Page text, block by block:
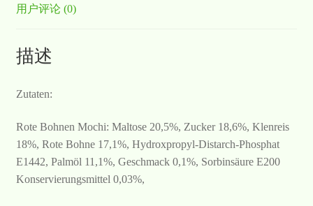
用户评论 (0)
描述
Zutaten:
Rote Bohnen Mochi: Maltose 20,5%, Zucker 18,6%, Klenreis
18%, Rote Bohne 17,1%, Hydroxpropyl-Distarch-Phosphat
E1442, Palmöl 11,1%, Geschmack 0,1%, Sorbinsäure E200
Konservierungsmittel 0,03%,